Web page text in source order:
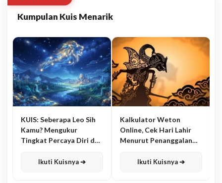
Kumpulan Kuis Menarik
KUIS: Seberapa Leo Sih
Kamu? Mengukur
Tingkat Percaya Diri dan
Ikuti Kuisnya ➔
Kalkulator Weton
Online, Cek Hari Lahir
Menurut Penanggalan
Ikuti Kuisnya ➔